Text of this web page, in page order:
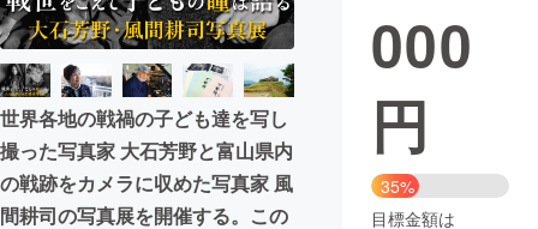
ビジネス・起業 チャレンジ
まちづくり・地域活性化
CAMPFIRE for Social Good
CAMPFIRE Creation
CAMPFIREふるさと納税machi-ya コミュニティ
世界各地の戦禍の子ども達を写し
撮った写真家 大石芳野と富山県内
の戦跡をカメラに収めた写真家 風
間耕司の写真展を開催する。この
000
円
35%
目標金額は